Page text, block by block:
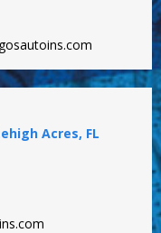
Acres, FL